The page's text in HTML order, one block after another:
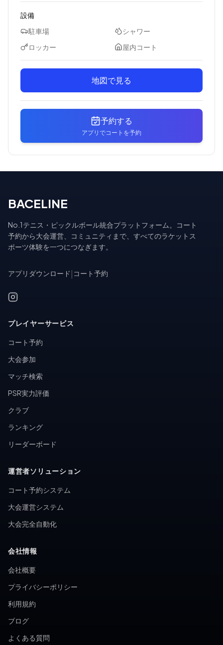
設備
駐車場
シャワー
ロッカー
屋内コート
地図で見る
予約する
アプリでコートを予約
BACELINE
No.1テニス・ピックルボール統合プラットフォーム。コート
予約から大会運営、コミュニティまで、すべてのラケットス
ポーツ体験を一つにつなぎます。
アプリダウンロード コート予約
プレイヤーサービス
コート予約
大会参加
マッチ検索
PSR実力評価
クラブ
ランキング
リーダーボード
運営者ソリューション
コート予約システム
大会運営システム
大会完全自動化
会社情報
会社概要
プライバシーポリシー
利用規約
ブログ
よくある質問